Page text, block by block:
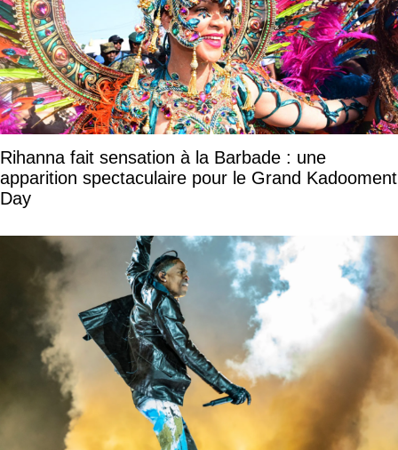
Rihanna fait sensation à la Barbade : une
apparition spectaculaire pour le Grand Kadooment
Day